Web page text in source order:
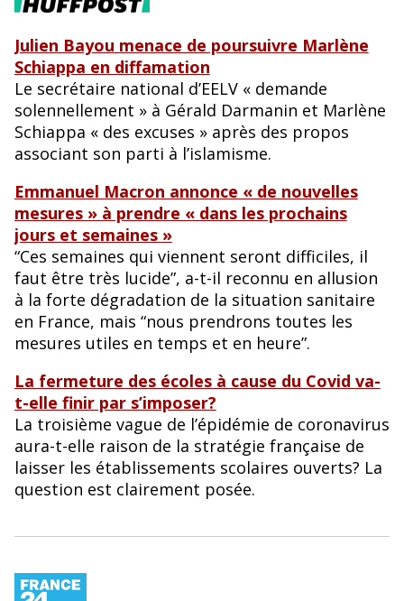
Julien Bayou menace de poursuivre Marlène
Schiappa en diffamation
Le secrétaire national d’EELV « demande
solennellement » à Gérald Darmanin et Marlène
Schiappa « des excuses » après des propos
associant son parti à l’islamisme.
Emmanuel Macron annonce « de nouvelles
mesures » à prendre « dans les prochains
jours et semaines »
“Ces semaines qui viennent seront difficiles, il
faut être très lucide”, a-t-il reconnu en allusion
à la forte dégradation de la situation sanitaire
en France, mais “nous prendrons toutes les
mesures utiles en temps et en heure”.
La fermeture des écoles à cause du Covid va-
t-elle finir par s’imposer?
La troisième vague de l’épidémie de coronavirus
aura-t-elle raison de la stratégie française de
laisser les établissements scolaires ouverts? La
question est clairement posée.